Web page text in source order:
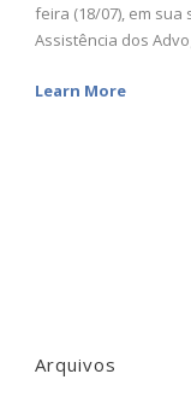
feira (18/07), em
Assistência dos
Learn More
Arquivos